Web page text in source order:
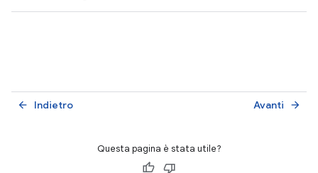
Indietro
arrow_back Avanti arrow_forward
Questa pagina è stata utile?